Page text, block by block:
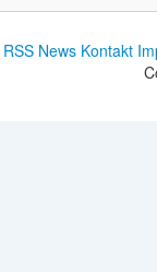
RSS News Kontakt